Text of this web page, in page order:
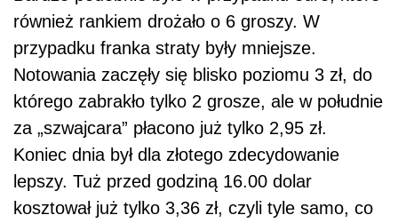
również rankiem drożało o 6 groszy. W
przypadku franka straty były mniejsze.
Notowania zaczęły się blisko poziomu 3 zł, do
którego zabrakło tylko 2 grosze, ale w południe
za „szwajcara” płacono już tylko 2,95 zł.
Koniec dnia był dla złotego zdecydowanie
lepszy. Tuż przed godziną 16.00 dolar
kosztował już tylko 3,36 zł, czyli tyle samo, co